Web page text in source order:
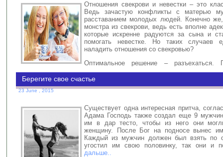
Отношения свекрови и невестки – это
Ведь зачастую конфликты с матерью
расставанием молодых людей. Конечно
монстра из свекрови, ведь есть вполне
которые искренне радуются за сына и
помогать невестке. Но таких случаев
наладить отношения со свекровью?
Оптимальное решение – разъехаться.
проживать в чужом доме, вы никогда не сможете стать в
хозяйкой. Свекровь всегда будет воспринимать вас в
претендующей занять ее место.
Берегите свое счастье
23 June , 2015
Существует одна интересная притча,
Адама Господь также создал еще 9
им в дар тесто, чтобы из него они
женщину. После Бог на подносе вынес им
Каждый из мужчин должен был взять по
угостил им свою половинку, так они и
дальше..